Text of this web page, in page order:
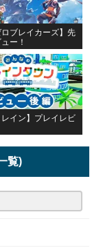
ロブレイカーズ】先
ー！
レイン】プレイレビ
覧)